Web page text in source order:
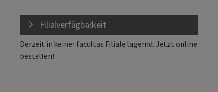
Filialverfügbarkeit
Derzeit in keiner facultas Filiale lagernd. Jetzt online
bestellen!